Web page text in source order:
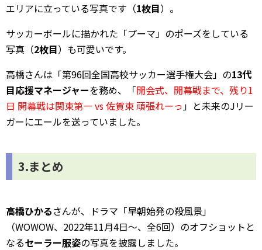
エリアに立っている写真です（1枚目）。
サッカーボールに描かれた「プーマ」のポーズをしている
写真（2枚目）も可愛いです。
高橋さんは「第96回全国高校サッカー選手権大会」の13代
目応援マネージャーを務め、「開会式、開幕戦まで、残り1
日 開幕戦は関東第一 vs 佐賀東 頑張れーっ 」と未来のJリー
ガーにエールを送っていました。
3.まとめ
高橋ひかるさんが、ドラマ「早朝始発の殺風景」
（WOWOW、2022年11月4日～、全6回）のオフショットと
なるセーラー服姿の写真を披露しました。